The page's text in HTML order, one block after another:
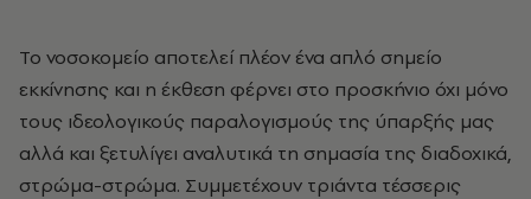
Το νοσοκομείο αποτελεί πλέον ένα απλό σημείο
εκκίνησης και η έκθεση φέρνει στο προσκήνιο όχι μόνο
τους ιδεολογικούς παραλογισμούς της ύπαρξής μας
αλλά και ξετυλίγει αναλυτικά τη σημασία της διαδοχικά,
στρώμα-στρώμα. Συμμετέχουν τριάντα τέσσερις